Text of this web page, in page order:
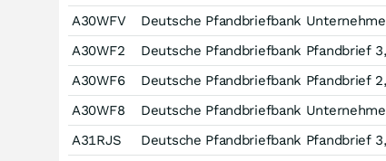
A30WFV
Deutsche Pfandbriefbank
A30WF2
Deutsche Pfandbriefbank Pfandbrief
A30WF6
Deutsche Pfandbriefbank Pfandbrief
A30WF8
Deutsche Pfandbriefbank
A31RJS
Deutsche Pfandbriefbank Pfandbrief